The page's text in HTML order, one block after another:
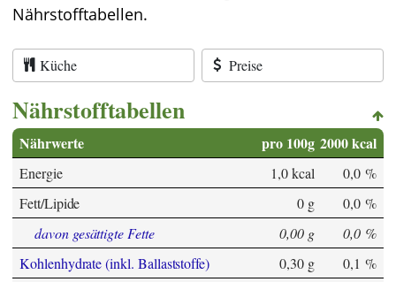
Nährstofftabellen.
Küche Preise
Nährstofftabellen
Nährwerte pro 100g 2000 kcal
Energie 1,0 kcal
0,0 %
Fett/Lipide
0 g
0,0 %
davon gesättigte Fette
0,00 g
0,0 %
Kohlenhydrate (inkl. Ballaststoffe)
0,30 g
0,1 %